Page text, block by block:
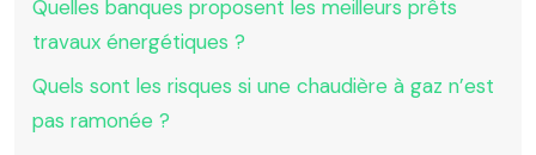
Quelles banques proposent les meilleurs prêts
travaux énergétiques ?
Quels sont les risques si une chaudière à gaz n’est
pas ramonée ?